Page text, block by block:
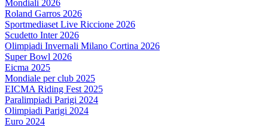
Mondiali 2026
Roland Garros 2026
Sportmediaset Live Riccione 2026
Scudetto Inter 2026
Olimpiadi Invernali Milano Cortina 2026
Super Bowl 2026
Eicma 2025
Mondiale per club 2025
EICMA Riding Fest 2025
Paralimpiadi Parigi 2024
Olimpiadi Parigi 2024
Euro 2024